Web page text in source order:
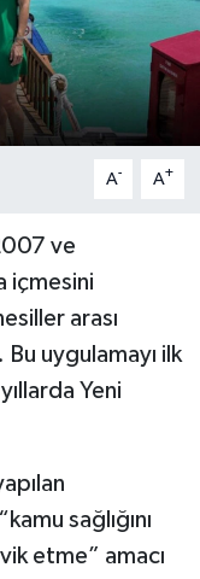
A- A+
ve
içmesini
arası
uygulamayı ilk
Yeni
sağlığını
etme” amacı